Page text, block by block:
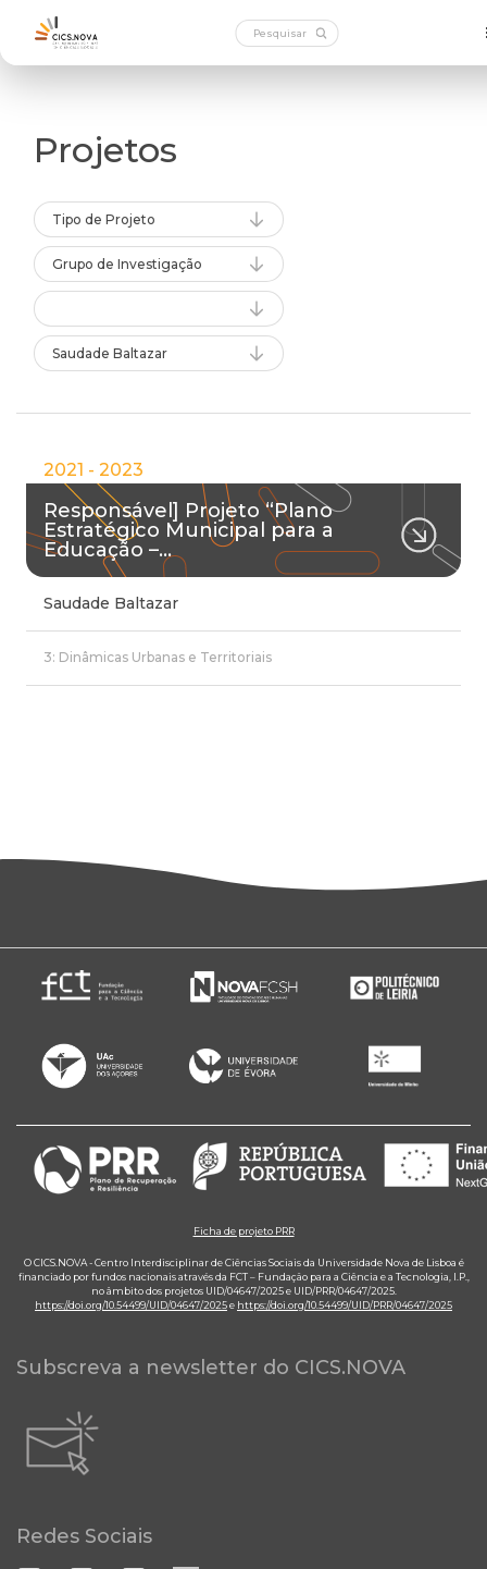
Projetos
Tipo de Projeto
Grupo de Investigação
Saudade Baltazar
2021 - 2023
Responsável] Projeto “Plano
Estratégico Municipal para a
Educação –…
Saudade Baltazar
3: Dinâmicas Urbanas e Territoriais
Ficha de projeto PRR
O CICS.NOVA - Centro Interdisciplinar de Ciências Sociais da Universidade Nova de Lisboa é
financiado por fundos nacionais através da FCT – Fundação para a Ciência e a Tecnologia, I.P.,
no âmbito dos projetos UID/04647/2025 e UID/PRR/04647/2025.
https://doi.org/10.54499/UID/04647/2025e https://doi.org/10.54499/UID/PRR/04647/2025
Subscreva a newsletter do CICS.NOVA
Redes Sociais